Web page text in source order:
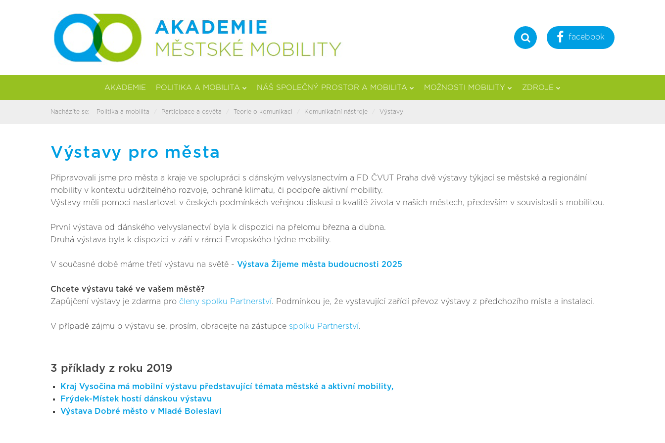
Hledat facebook
AKADEMIE POLITIKA A MOBILITA NÁŠ SPOLEČNÝ PROSTOR A MOBILITA MOŽNOSTI MOBILITY ZDROJE
Nacházíte se: Politika a mobilita Participace a osvěta Teorie o komunikaci Komunikační nástroje Výstavy
Výstavy pro města
Připravovali jsme pro města a kraje ve spolupráci s dánským velvyslanectvím a FD ČVUT Praha dvě výstavy týkjací se městské a regionální
mobility v kontextu udržitelného rozvoje, ochraně klimatu, či podpoře aktivní mobility.
Výstavy měli pomoci nastartovat v českých podmínkách veřejnou diskusi o kvalitě života v našich městech, především v souvislosti s mobilitou.
První výstava od dánského velvyslanectví byla k dispozici na přelomu března a dubna.
Druhá výstava byla k dispozici v září v rámci Evropského týdne mobility.
V současné době máme třetí výstavu na světě - Výstava Žijeme města budoucnosti 2025
Chcete výstavu také ve vašem městě?
Zapůjčení výstavy je zdarma pro členy spolku Partnerství. Podmínkou je, že vystavující zařídí převoz výstavy z předchozího místa a instalaci.
V případě zájmu o výstavu se, prosím, obracejte na zástupce spolku Partnerství.
3 příklady z roku 2019
Kraj Vysočina má mobilní výstavu představující témata městské a aktivní mobility,
Frýdek-Místek hostí dánskou výstavu
Výstava Dobré město v Mladé Boleslavi